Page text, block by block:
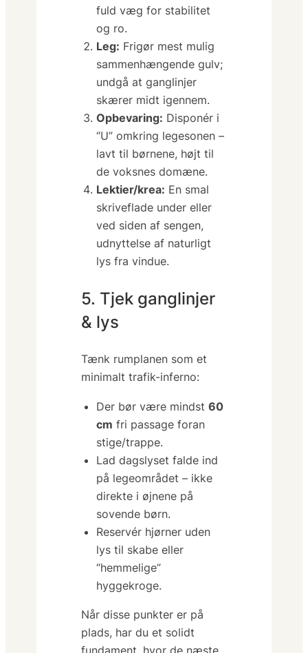
fuld væg for stabilitet
og ro.
Leg: Frigør mest mulig
sammenhængende gulv;
undgå at ganglinjer
skærer midt igennem.
Opbevaring: Disponér i
“U” omkring legesonen –
lavt til børnene, højt til
de voksnes domæne.
Lektier/krea: En smal
skriveflade under eller
ved siden af sengen,
udnyttelse af naturligt
lys fra vindue.
5. Tjek ganglinjer
& lys
Tænk rumplanen som et
minimalt trafik-inferno:
Der bør være mindst60
cm fri passage foran
stige/trappe.
Lad dagslyset falde ind
på legeområdet – ikke
direkte i øjnene på
sovende børn.
Reservér hjørner uden
lys til skabe eller
“hemmelige”
hyggekroge.
Når disse punkter er på
plads, har du et solidt
fundament, hvor de næste